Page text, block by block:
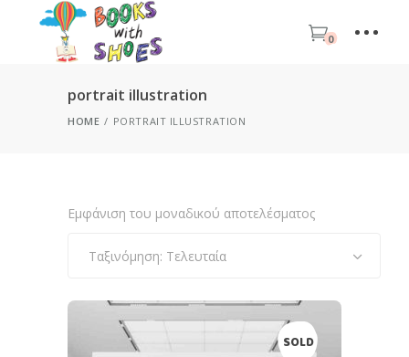
0
portrait illustration
HOME PORTRAIT ILLUSTRATION
Εμφάνιση του μοναδικού αποτελέσματος
Ταξινόμηση: Τελευταία
SOLD